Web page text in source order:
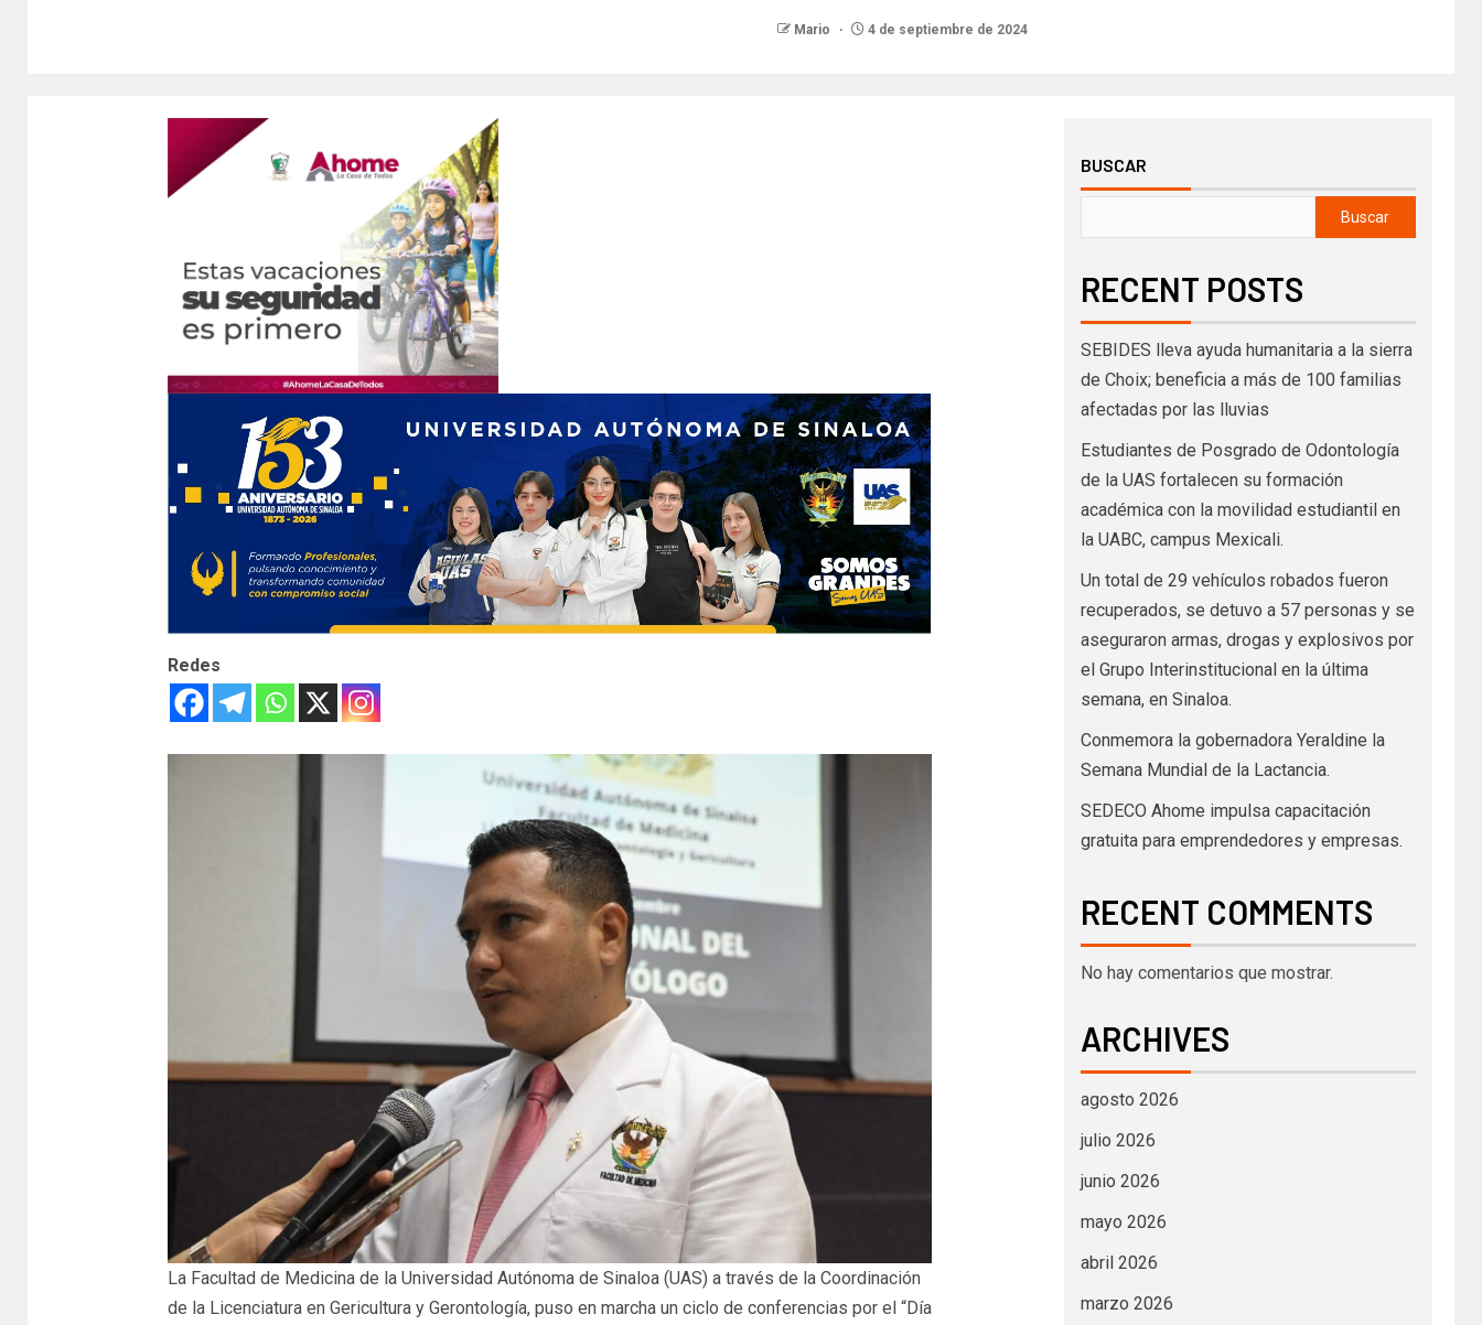
Mario 4 de septiembre de 2024
Redes
La Facultad de Medicina de la Universidad Autónoma de Sinaloa (UAS) a través de la Coordinación
de la Licenciatura en Gericultura y Gerontología, puso en marcha un ciclo de conferencias por el “Día
BUSCAR
Buscar
RECENT POSTS
SEBIDES lleva ayuda humanitaria a la sierra
de Choix; beneficia a más de 100 familias
afectadas por las lluvias
Estudiantes de Posgrado de Odontología
de la UAS fortalecen su formación
académica con la movilidad estudiantil en
la UABC, campus Mexicali.
Un total de 29 vehículos robados fueron
recuperados, se detuvo a 57 personas y se
aseguraron armas, drogas y explosivos por
el Grupo Interinstitucional en la última
semana, en Sinaloa.
Conmemora la gobernadora Yeraldine la
Semana Mundial de la Lactancia.
SEDECO Ahome impulsa capacitación
gratuita para emprendedores y empresas.
RECENT COMMENTS
No hay comentarios que mostrar.
ARCHIVES
agosto 2026
julio 2026
junio 2026
mayo 2026
abril 2026
marzo 2026